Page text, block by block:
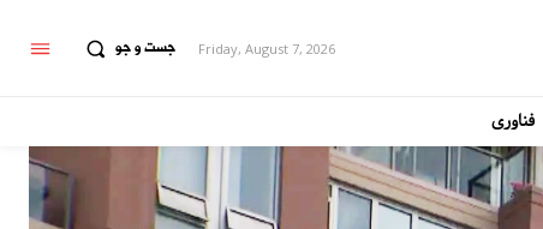
جست و جو Friday, August 7, 2026
فناوری